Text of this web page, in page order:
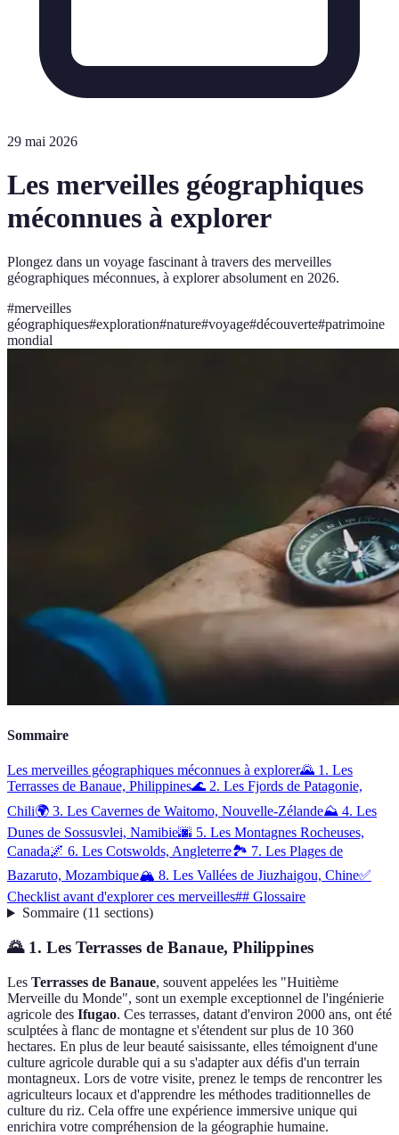
29 mai 2026
Les merveilles géographiques
méconnues à explorer
Plongez dans un voyage fascinant à travers des merveilles
géographiques méconnues, à explorer absolument en 2026.
#merveilles
géographiques#exploration#nature#voyage#découverte#patrimoine
mondial
Sommaire
Les merveilles géographiques méconnues à explorer🌄 1. Les
Terrasses de Banaue, Philippines🌊 2. Les Fjords de Patagonie,
Chili🌍 3. Les Cavernes de Waitomo, Nouvelle-Zélande⛰️ 4. Les
Dunes de Sossusvlei, Namibie🌆 5. Les Montagnes Rocheuses,
Canada🌌 6. Les Cotswolds, Angleterre🏞️ 7. Les Plages de
Bazaruto, Mozambique🏔️ 8. Les Vallées de Jiuzhaigou, Chine✅
Checklist avant d'explorer ces merveilles## Glossaire
Sommaire(11 sections)
🌄 1. Les Terrasses de Banaue, Philippines
Les Terrasses de Banaue, souvent appelées les "Huitième
Merveille du Monde", sont un exemple exceptionnel de l'ingénierie
agricole des Ifugao. Ces terrasses, datant d'environ 2000 ans, ont été
sculptées à flanc de montagne et s'étendent sur plus de 10 360
hectares. En plus de leur beauté saisissante, elles témoignent d'une
culture agricole durable qui a su s'adapter aux défis d'un terrain
montagneux. Lors de votre visite, prenez le temps de rencontrer les
agriculteurs locaux et d'apprendre les méthodes traditionnelles de
culture du riz. Cela offre une expérience immersive unique qui
enrichira votre compréhension de la géographie humaine.